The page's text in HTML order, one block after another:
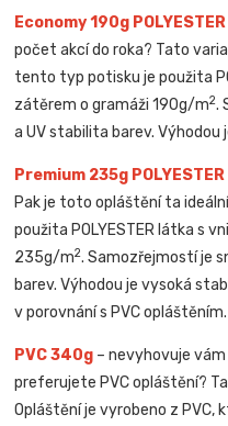
Economy 190g POLYESTER
počet akcí do roka? Tato
tento typ potisku je použita
zátěrem o gramáži 190g/m2.
a UV stabilita barev. Výhodou
Premium 235g POLYESTER
Pak je toto opláštění ta
použita POLYESTER látka s
235g/m2. Samozřejmostí je
barev. Výhodou je vysoká
v porovnání s PVC opláštěním.
PVC 340g – nevyhovuje
preferujete PVC opláštění?
Opláštění je vyrobeno z PVC,